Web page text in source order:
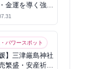
金運を導く強力
スポット
パワースポット
媛】三津厳島神社
繁盛・安産祈